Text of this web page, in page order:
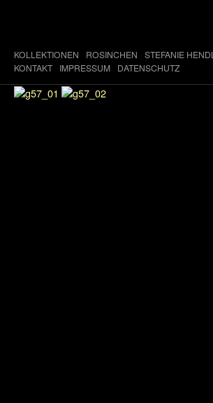
KOLLEKTIONEN ROSINCHEN
STEFANIE HENDL
KONTAKT
IMPRESSUM DATENSCHUTZ